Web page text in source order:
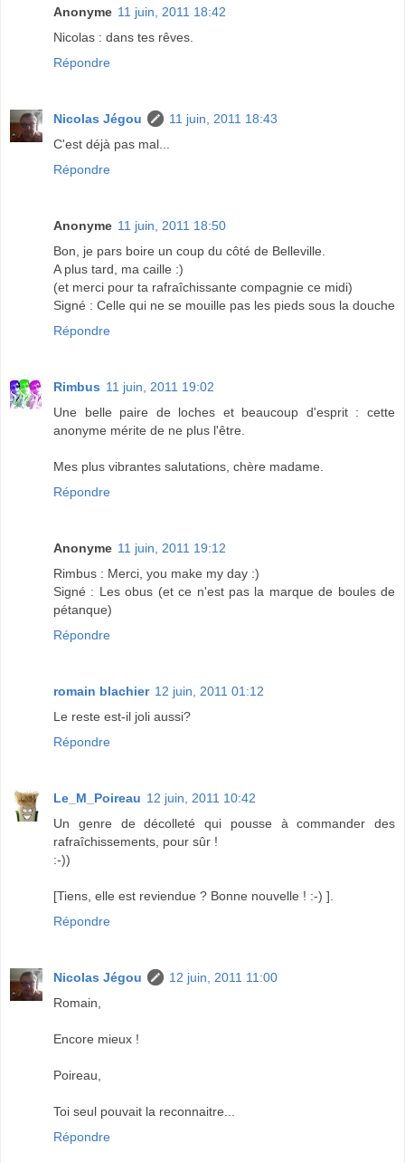
Anonyme 11 juin, 2011 18:42
Nicolas : dans tes rêves.
Répondre
Nicolas Jégou
11 juin, 2011 18:43
C'est déjà pas mal...
Répondre
Anonyme 11 juin, 2011 18:50
Bon, je pars boire un coup du côté de Belleville.
A plus tard, ma caille :)
(et merci pour ta rafraîchissante compagnie ce midi)
Signé : Celle qui ne se mouille pas les pieds sous la douche
Répondre
Rimbus 11 juin, 2011 19:02
Une belle paire de loches et beaucoup d'esprit : cette
anonyme mérite de ne plus l'être.
Mes plus vibrantes salutations, chère madame.
Répondre
Anonyme 11 juin, 2011 19:12
Rimbus : Merci, you make my day :)
Signé : Les obus (et ce n'est pas la marque de boules de
pétanque)
Répondre
romain blachier 12 juin, 2011 01:12
Le reste est-il joli aussi?
Répondre
Le_M_Poireau 12 juin, 2011 10:42
Un genre de décolleté qui pousse à commander des
rafraîchissements, pour sûr !
:-))
[Tiens, elle est reviendue ? Bonne nouvelle ! :-) ].
Répondre
Nicolas Jégou
12 juin, 2011 11:00
Romain,
Encore mieux !
Poireau,
Toi seul pouvait la reconnaitre...
Répondre